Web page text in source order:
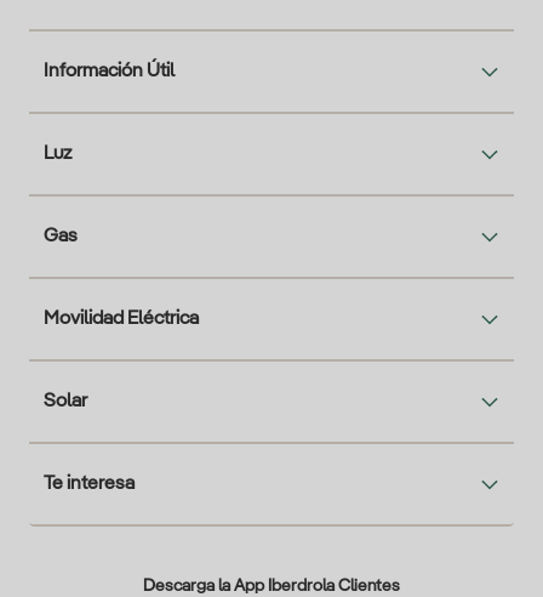
Información Útil
Luz
Gas
Movilidad Eléctrica
Solar
Te interesa
Descarga la App Iberdrola Clientes